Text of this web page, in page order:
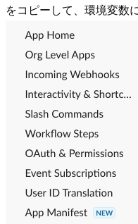
をコピーして、環境変数